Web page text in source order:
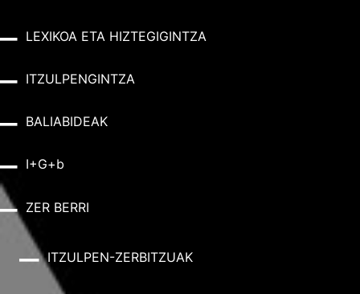
LEXIKOA ETA HIZTEGIGINTZA
ITZULPENGINTZA
BALIABIDEAK
I+G+b
ZER BERRI
ITZULPEN-ZERBITZUAK